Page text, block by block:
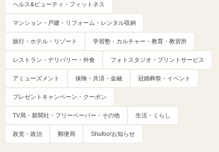
ヘルス&ビューティ・フィットネス
マンション・戸建・リフォーム・レンタル収納
旅行・ホテル・リゾート 学習塾・カルチャー・教育・教習所
レストラン・デリバリー・外食 フォトスタジオ・プリントサービス
アミューズメント 保険・共済・金融 冠婚葬祭・イベント
プレゼントキャンペーン・クーポン
TV局・新聞社・フリーペーパー・その他 生活・くらし
政党・政治 郵便局 Shufoo!お知らせ